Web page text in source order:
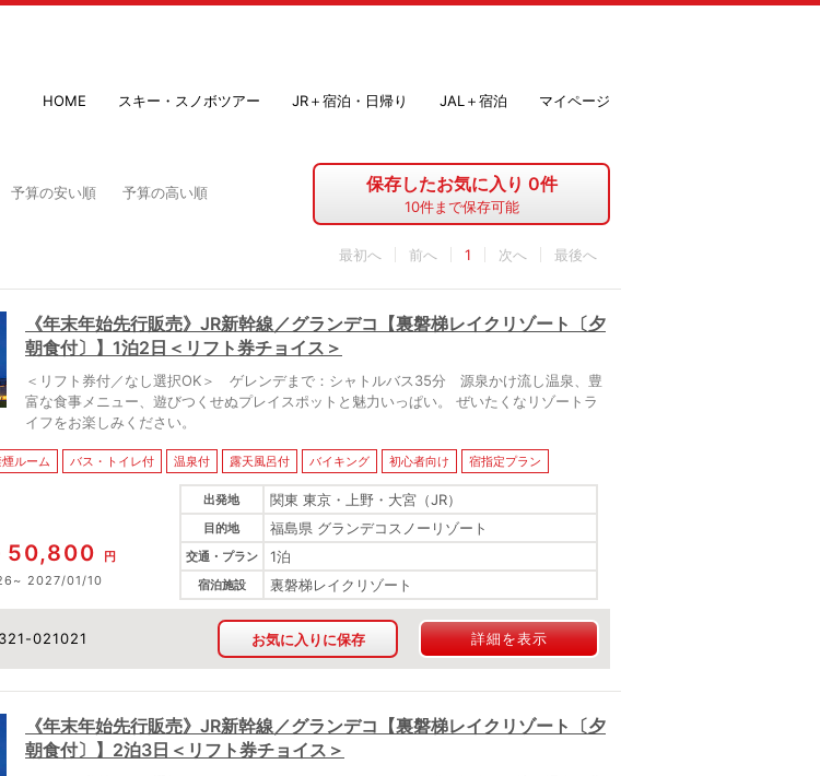
HOME スキー・スノボツアー JR＋宿泊・日帰り JAL＋宿泊 マイページ
保存したお気に入り 0件
10件まで保存可能
予算の安い順 予算の高い順
最初へ 1 最後へ
《年末年始先行販売》JR新幹線／グランデコ【裏磐梯レイクリゾート〔夕
朝食付〕】1泊2日＜リフト券チョイス＞
＜リフト券付／なし選択OK＞ ゲレンデまで：シャトルバス35分 源泉かけ流し温泉、豊
富な食事メニュー、遊びつくせぬプレイスポットと魅力いっぱい。 ぜいたくなリゾートラ
イフをお楽しみください。
ルーム バス・トイレ付 温泉付 露天風呂付 バイキング 初心者向け 宿指定プラン
021021
50,800
円
2027/01/10
出発地 関東 東京・上野・大宮（JR）
目的地 福島県 グランデコスノーリゾート
交通・プラン 1泊
宿泊施設 裏磐梯レイクリゾート
お気に入りに保存 詳細を表示
《年末年始先行販売》JR新幹線／グランデコ【裏磐梯レイクリゾート〔夕
朝食付〕】2泊3日＜リフト券チョイス＞